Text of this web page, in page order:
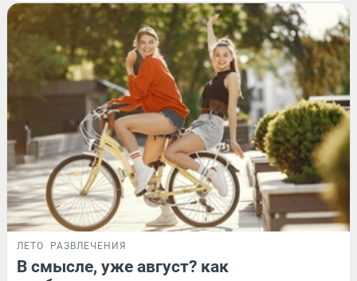
ЛЕТО РАЗВЛЕЧЕНИЯ
В смысле, уже август? как